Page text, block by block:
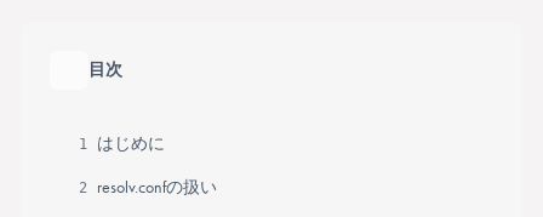
目次
1 はじめに
2 resolv.confの扱い